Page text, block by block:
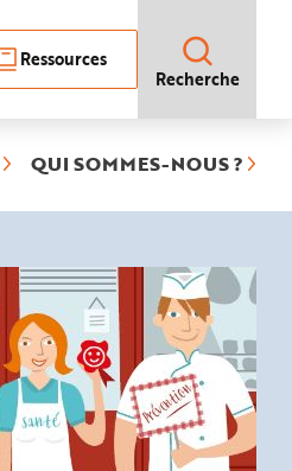
Ressources
Recherche
QUI SOMMES-NOUS ?